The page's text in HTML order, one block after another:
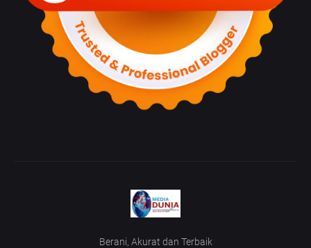
Berani, Akurat dan Terbaik